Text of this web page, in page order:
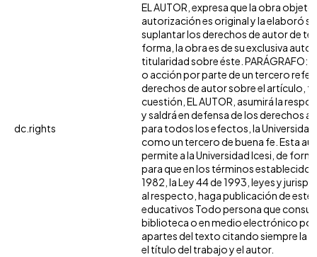
dc.rights
EL AUTOR, expresa que la obra
autorización es original y la elaboró
suplantar los derechos de autor de
forma, la obra es de su exclusiva
titularidad sobre éste. PARÁGRAFO:
o acción por parte de un tercero
derechos de autor sobre el artículo,
cuestión, EL AUTOR, asumirá la
y saldrá en defensa de los derechos
para todos los efectos, la Universidad
como un tercero de buena fe. Esta
permite a la Universidad Icesi, de
para que en los términos establecidos
1982, la Ley 44 de 1993, leyes y
al respecto, haga publicación de este
educativos Todo persona que
biblioteca o en medio electrónico
apartes del texto citando siempre la
el título del trabajo y el autor.